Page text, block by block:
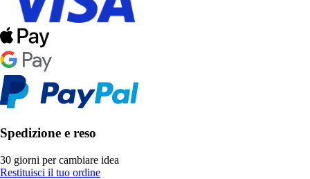
Spedizione e reso
30 giorni per cambiare idea
Restituisci il tuo ordine